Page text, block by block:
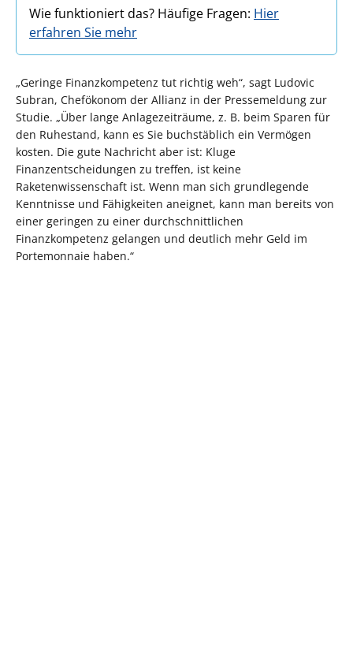
Wie funktioniert das? Häufige Fragen: Hier
erfahren Sie mehr
„Geringe Finanzkompetenz tut richtig weh“, sagt Ludovic
Subran, Chefökonom der Allianz in der Pressemeldung zur
Studie. „Über lange Anlagezeiträume, z. B. beim Sparen für
den Ruhestand, kann es Sie buchstäblich ein Vermögen
kosten. Die gute Nachricht aber ist: Kluge
Finanzentscheidungen zu treffen, ist keine
Raketenwissenschaft ist. Wenn man sich grundlegende
Kenntnisse und Fähigkeiten aneignet, kann man bereits von
einer geringen zu einer durchschnittlichen
Finanzkompetenz gelangen und deutlich mehr Geld im
Portemonnaie haben.“